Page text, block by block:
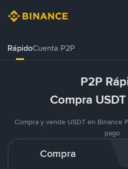
RápidoCuenta P2P
P2P
Compra
Compra y vende USDT en Binance
pago
Compra